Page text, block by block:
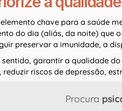
chave para a saúde
do dia (aliás, da noite) que
preservar a imunidade, a
sentido, garantir a qualidade
reduzir riscos de depressão,
Procura